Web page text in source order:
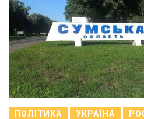
ПОЛІТИКА УКРАЇНА